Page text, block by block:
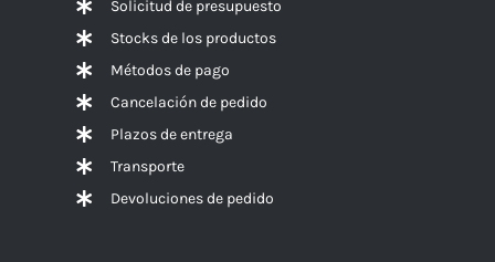
Solicitud de presupuesto
Stocks de los productos
Métodos de pago
Cancelación de pedido
Plazos de entrega
Transporte
Devoluciones de pedido